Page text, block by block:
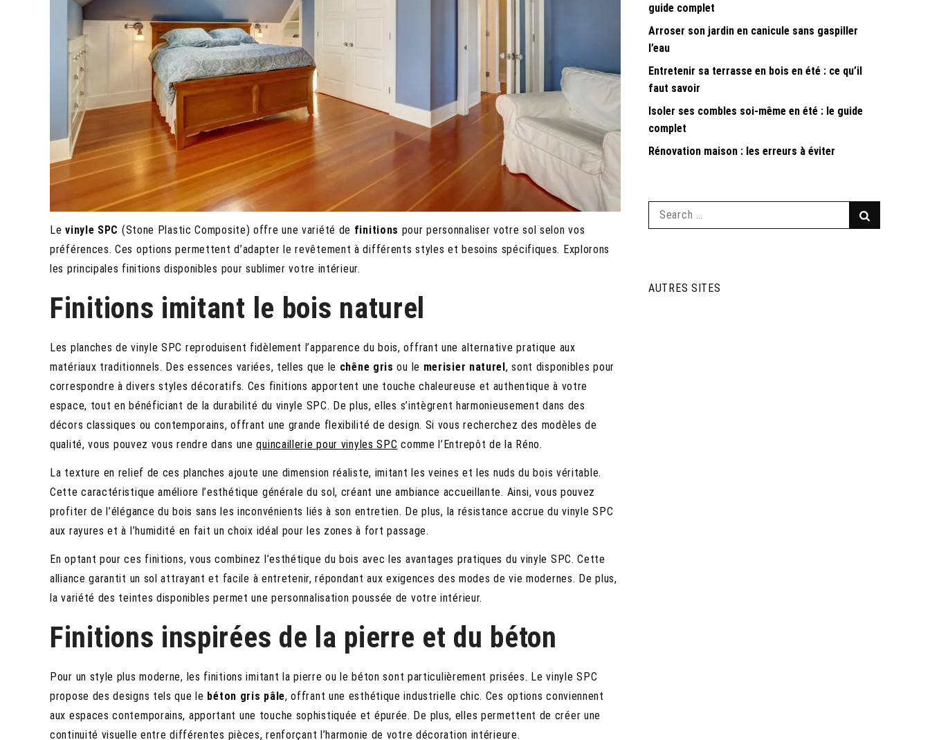
Levinyle SPC (Stone Plastic Composite) offre une variété de finitions pour personnaliser votre sol selon vos
préférences. Ces options permettent d’adapter le revêtement à différents styles et besoins spécifiques. Explorons
les principales finitions disponibles pour sublimer votre intérieur.
Finitions imitant le bois naturel
Les planches de vinyle SPC reproduisent fidèlement l’apparence du bois, offrant une alternative pratique aux
matériaux traditionnels. Des essences variées, telles que le chêne gris ou le merisier naturel , sont disponibles pour
correspondre à divers styles décoratifs. Ces finitions apportent une touche chaleureuse et authentique à votre
espace, tout en bénéficiant de la durabilité du vinyle SPC. De plus, elles s’intègrent harmonieusement dans des
décors classiques ou contemporains, offrant une grande flexibilité de design. Si vous recherchez des modèles de
qualité, vous pouvez vous rendre dans unequincaillerie pour vinyles SPC comme l’Entrepôt de la Réno.
La texture en relief de ces planches ajoute une dimension réaliste, imitant les veines et les nuds du bois véritable.
Cette caractéristique améliore l’esthétique générale du sol, créant une ambiance accueillante. Ainsi, vous pouvez
profiter de l’élégance du bois sans les inconvénients liés à son entretien. De plus, la résistance accrue du vinyle SPC
aux rayures et à l’humidité en fait un choix idéal pour les zones à fort passage.
En optant pour ces finitions, vous combinez l’esthétique du bois avec les avantages pratiques du vinyle SPC. Cette
alliance garantit un sol attrayant et facile à entretenir, répondant aux exigences des modes de vie modernes. De plus,
la variété des teintes disponibles permet une personnalisation poussée de votre intérieur.
Finitions inspirées de la pierre et du béton
Pour un style plus moderne, les finitions imitant la pierre ou le béton sont particulièrement prisées. Le vinyle SPC
propose des designs tels que le béton gris pâle, offrant une esthétique industrielle chic. Ces options conviennent
aux espaces contemporains, apportant une touche sophistiquée et épurée. De plus, elles permettent de créer une
continuité visuelle entre différentes pièces, renforçant l’harmonie de votre décoration intérieure.
guide complet
Arroser son jardin en canicule sans gaspiller
l’eau
Entretenir sa terrasse en bois en été : ce qu’il
faut savoir
Isoler ses combles soi-même en été : le guide
complet
Rénovation maison : les erreurs à éviter
Search
AUTRES SITES